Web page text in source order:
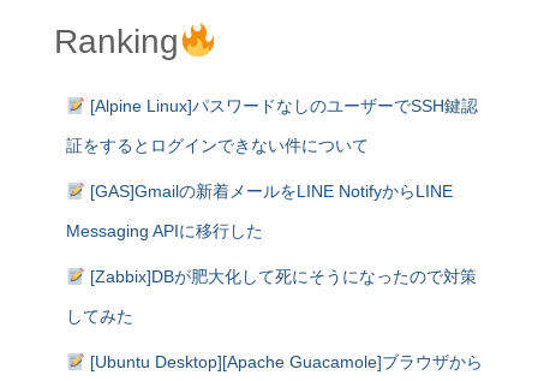
Ranking
[Alpine Linux]パスワードなしのユーザーでSSH鍵認
証をするとログインできない件について
[GAS]Gmailの新着メールをLINE NotifyからLINE
Messaging APIに移行した
[Zabbix]DBが肥大化して死にそうになったので対策
してみた
[Ubuntu Desktop][Apache Guacamole]ブラウザから